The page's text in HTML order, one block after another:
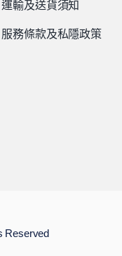
運輸及送貨須知
服務條款及私隱政策
Reserved